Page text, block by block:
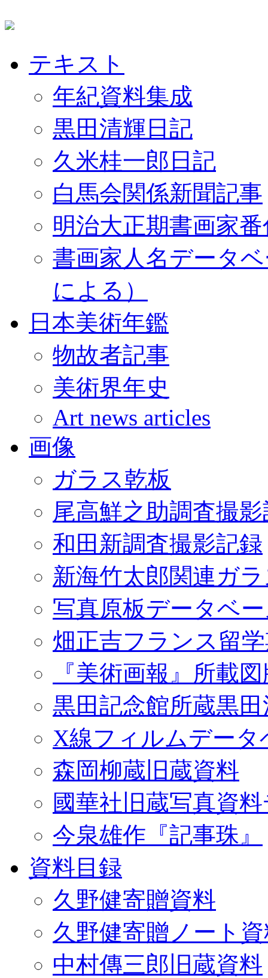
テキスト
年紀資料集成
黒田清輝日記
久米桂一郎日記
白馬会関係新聞記事
明治大正期書画家
書画家人名データ
による）
日本美術年鑑
物故者記事
美術界年史
Art news articles
画像
ガラス乾板
尾高鮮之助調査撮
和田新調査撮影記録
新海竹太郎関連ガ
写真原板データベ
畑正吉フランス留
『美術画報』所載
黒田記念館所蔵黒
X線フィルムデータ
森岡柳蔵旧蔵資料
國華社旧蔵写真資
今泉雄作『記事珠』
資料目録
久野健寄贈資料
久野健寄贈ノート
中村傳三郎旧蔵資料